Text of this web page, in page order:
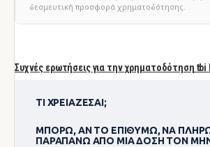
Συχνές ερωτήσεις για την χρηματοδότηση tbi
ΤΙ ΧΡΕΙΆΖΕΣΑΙ;
ΜΠΟΡΏ, ΑΝ ΤΟ ΕΠΙΘΥΜΏ, ΝΑ
ΠΑΡΑΠΆΝΩ ΑΠΌ ΜΊΑ ΔΌΣΗ ΤΟΝ
δεσμευτική προσφορά χρηματοδότησης.